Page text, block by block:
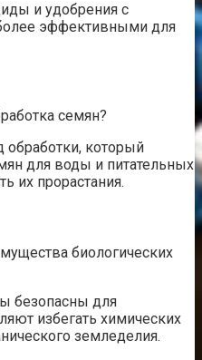
и удобрения с
эффективными для
семян?
обработки, который
для воды и питательных
их прорастания.
биологических
безопасны для
избегать химических
земледелия.